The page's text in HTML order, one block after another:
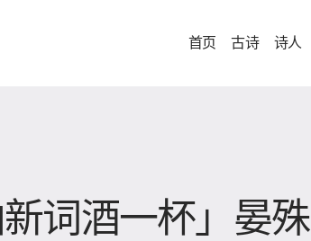
首页 古诗 诗人
新词酒一杯」晏殊